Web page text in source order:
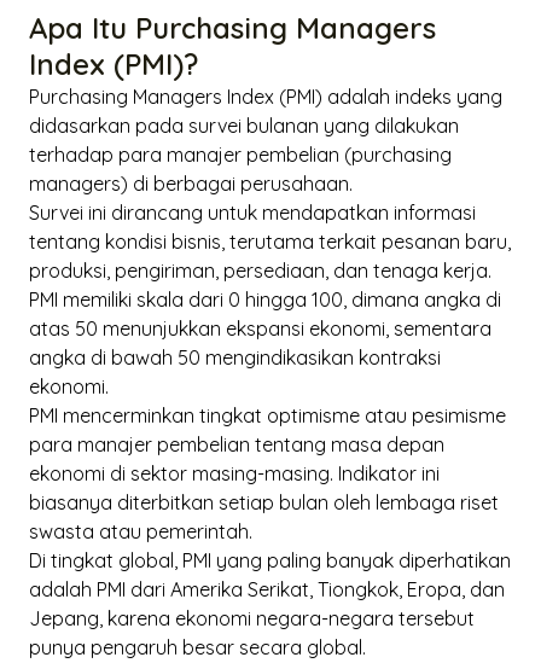
Apa Itu Purchasing Managers
Index (PMI)?
Purchasing Managers Index (PMI) adalah indeks yang
didasarkan pada survei bulanan yang dilakukan
terhadap para manajer pembelian (purchasing
managers) di berbagai perusahaan.
Survei ini dirancang untuk mendapatkan informasi
tentang kondisi bisnis, terutama terkait pesanan baru,
produksi, pengiriman, persediaan, dan tenaga kerja.
PMI memiliki skala dari 0 hingga 100, dimana angka di
atas 50 menunjukkan ekspansi ekonomi, sementara
angka di bawah 50 mengindikasikan kontraksi
ekonomi.
PMI mencerminkan tingkat optimisme atau pesimisme
para manajer pembelian tentang masa depan
ekonomi di sektor masing-masing. Indikator ini
biasanya diterbitkan setiap bulan oleh lembaga riset
swasta atau pemerintah.
Di tingkat global, PMI yang paling banyak diperhatikan
adalah PMI dari Amerika Serikat, Tiongkok, Eropa, dan
Jepang, karena ekonomi negara-negara tersebut
punya pengaruh besar secara global.